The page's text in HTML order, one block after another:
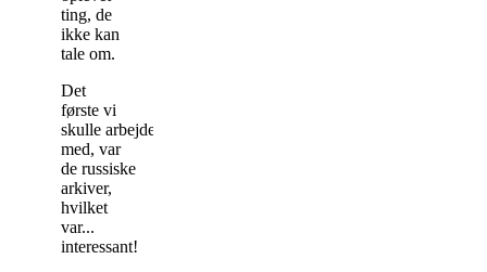
ting, de
ikke kan
tale om.
Det
første vi
skulle arbejde
med, var
de russiske
arkiver,
hvilket
var...
interessant!